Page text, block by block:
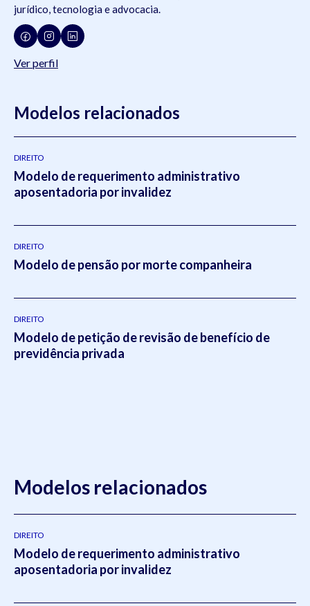
jurídico, tecnologia e advocacia.
Ver perfil
Modelos relacionados
DIREITO
Modelo de requerimento administrativo
aposentadoria por invalidez
DIREITO
Modelo de pensão por morte companheira
DIREITO
Modelo de petição de revisão de benefício de
previdência privada
Modelos relacionados
DIREITO
Modelo de requerimento administrativo
aposentadoria por invalidez